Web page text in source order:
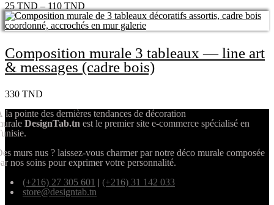
25TND–110TND
Composition murale 3 tableaux — line art
& messages (cadre bois)
330 TND
la pointe des dernières tendances de décoration
DesignTab.tn est le premier site e-commerce spécialisé en
murs nus ? laissez-vous charmer par notre déco murale composée
nos soins pour exprimer votre personnalité.
(+216) 27 305 601 | (+216) 31 142 033
store@designtab.tn